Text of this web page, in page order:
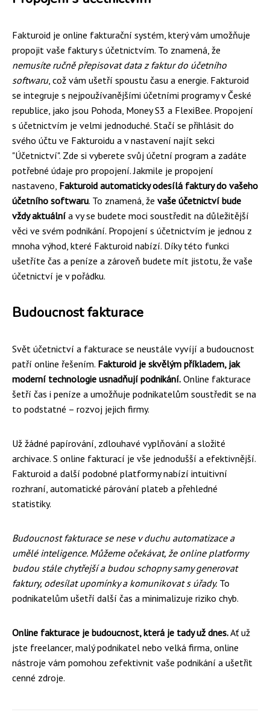
Fakturoid je online fakturační systém, který vám umožňuje
propojit vaše faktury s účetnictvím. To znamená, že
nemusíte ručně přepisovat data z faktur do účetního
softwaru, což vám ušetří spoustu času a energie. Fakturoid
se integruje s nejpoužívanějšími účetními programy v České
republice, jako jsou Pohoda, Money S3 a FlexiBee. Propojení
s účetnictvím je velmi jednoduché. Stačí se přihlásit do
svého účtu ve Fakturoidu a v nastavení najít sekci
"Účetnictví". Zde si vyberete svůj účetní program a zadáte
potřebné údaje pro propojení. Jakmile je propojení
nastaveno, Fakturoid automaticky odesílá faktury do vašeho
účetního softwaru. To znamená, že vaše účetnictví bude
vždy aktuální a vy se budete moci soustředit na důležitější
věci ve svém podnikání. Propojení s účetnictvím je jednou z
mnoha výhod, které Fakturoid nabízí. Díky této funkci
ušetříte čas a peníze a zároveň budete mít jistotu, že vaše
účetnictví je v pořádku.
Budoucnost fakturace
Svět účetnictví a fakturace se neustále vyvíjí a budoucnost
patří online řešením. Fakturoid je skvělým příkladem, jak
moderní technologie usnadňují podnikání. Online fakturace
šetří čas i peníze a umožňuje podnikatelům soustředit se na
to podstatné – rozvoj jejich firmy.
Už žádné papírování, zdlouhavé vyplňování a složité
archivace. S online fakturací je vše jednodušší a efektivnější.
Fakturoid a další podobné platformy nabízí intuitivní
rozhraní, automatické párování plateb a přehledné
statistiky.
Budoucnost fakturace se nese v duchu automatizace a
umělé inteligence. Můžeme očekávat, že online platformy
budou stále chytřejší a budou schopny samy generovat
faktury, odesílat upomínky a komunikovat s úřady. To
podnikatelům ušetří další čas a minimalizuje riziko chyb.
Online fakturace je budoucnost, která je tady už dnes.Ať už
jste freelancer, malý podnikatel nebo velká firma, online
nástroje vám pomohou zefektivnit vaše podnikání a ušetřit
cenné zdroje.